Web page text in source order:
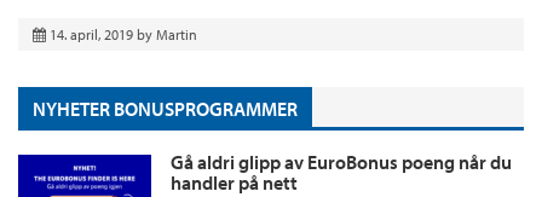
14. april, 2019 by Martin
NYHETER BONUSPROGRAMMER
Gå aldri glipp av EuroBonus poeng når du
handler på nett